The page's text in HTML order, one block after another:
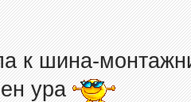
к шина-
ура